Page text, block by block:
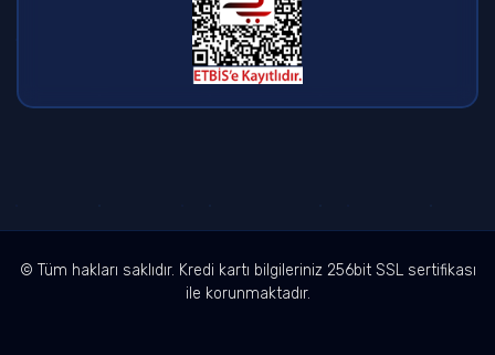
© Tüm hakları saklıdır. Kredi kartı bilgileriniz 256bit SSL sertifikası
ile korunmaktadır.